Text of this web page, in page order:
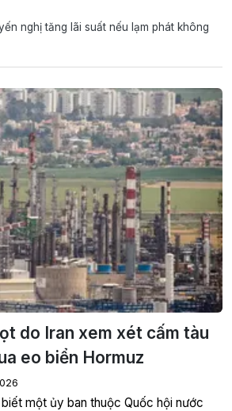
nghị tăng lãi suất nếu lạm phát không
do Iran xem xét cấm tàu
eo biển Hormuz
một ủy ban thuộc Quốc hội nước